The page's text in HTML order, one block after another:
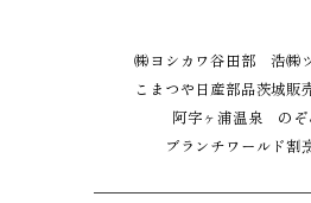
㈱ヨシカワ谷田部 浩㈱
こまつや 日産部品茨城販
阿字ヶ浦温泉 のぞ
ブランチワールド割